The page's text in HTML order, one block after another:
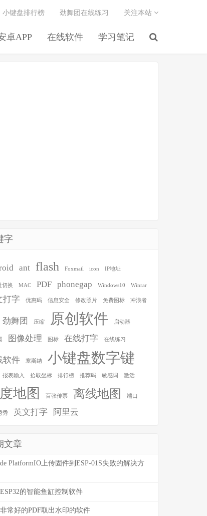
卓APP 在线软件 学习笔记
小键盘排行榜 劲舞团在线练习 关注本站
字
ant flash Foxmail icon IP地址
切换 MAC PDF phonegap Windows10 Winrar
打字 优惠码 信息安全 修改照片 免费图标 冲浪者
劲舞团 压缩 原创软件 启动器
图像处理 图标 在线打字 在线练习
软件 塞斯纳 小键盘数字键
报表输入 拾取坐标 排行榜 推荐码 敏感词 激活
地图 百张传票 离线地图 端口
秀 英文打字 阿里云
文章
PlatformIO上传固件到ESP-01S失败的解决方
的智能鱼缸控制软件
常好的PDF取出水印的软件